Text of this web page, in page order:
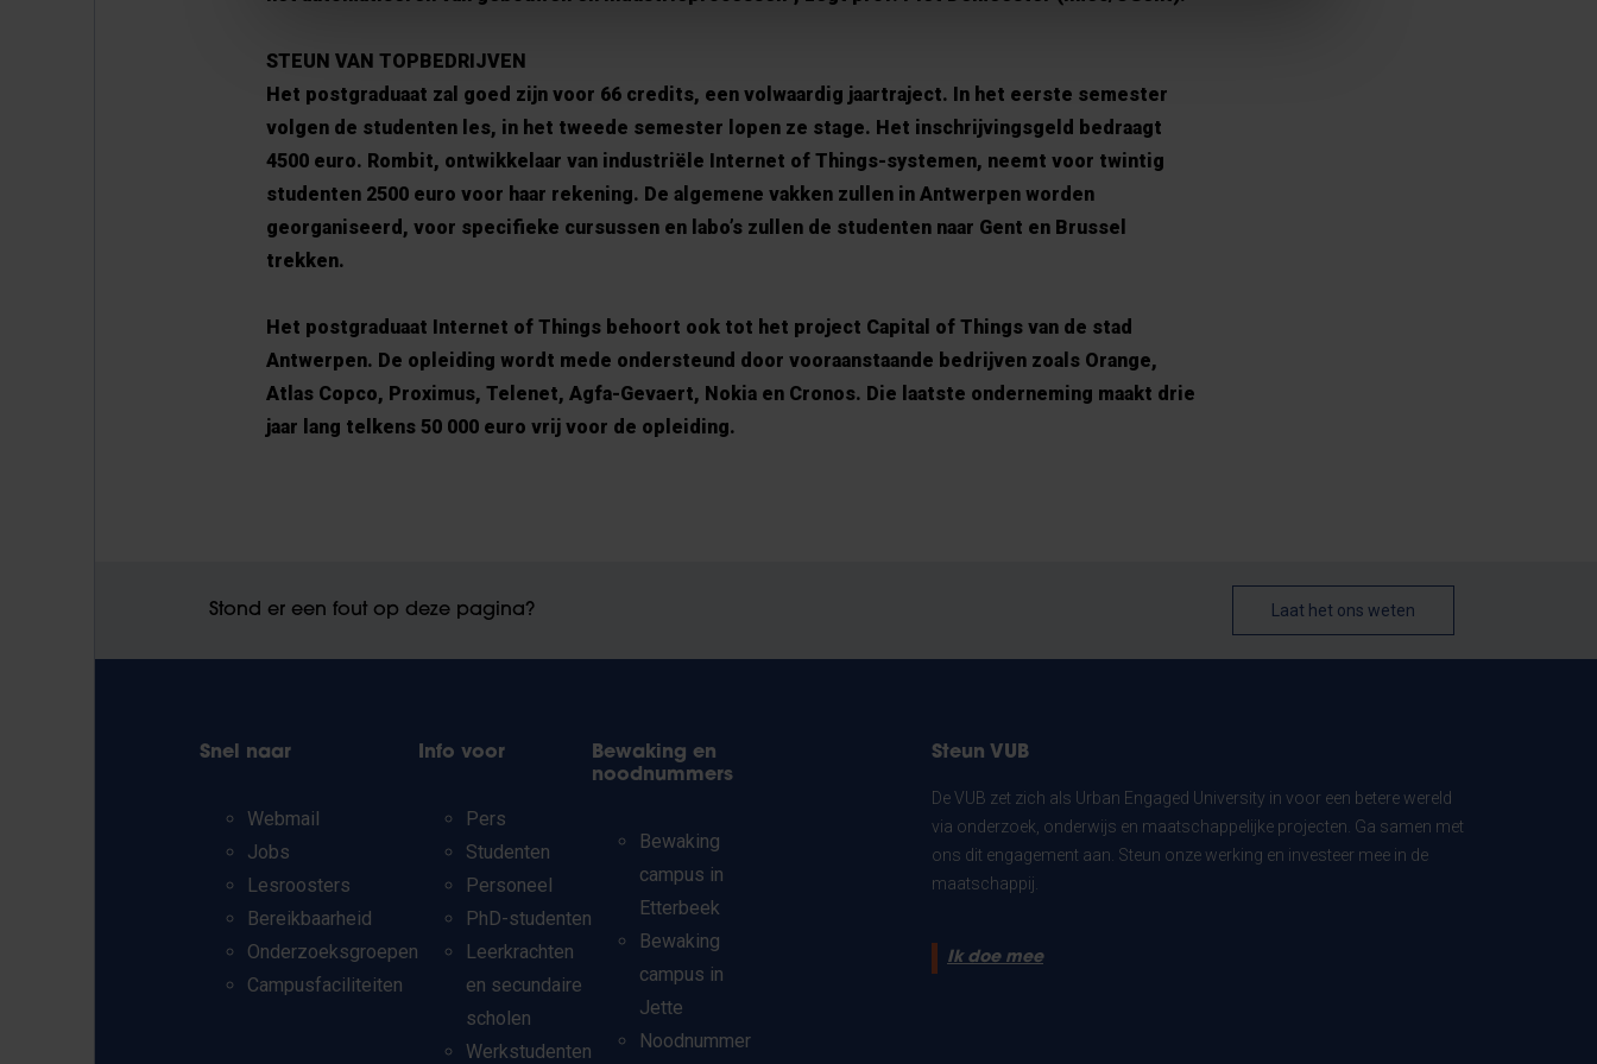
STEUN VAN TOPBEDRIJVEN
Het postgraduaat zal goed zijn voor 66 credits, een volwaardig jaartraject. In het eerste semester
volgen de studenten les, in het tweede semester lopen ze stage. Het inschrijvingsgeld bedraagt
4500 euro. Rombit, ontwikkelaar van industriële Internet of Things-systemen, neemt voor twintig
studenten 2500 euro voor haar rekening. De algemene vakken zullen in Antwerpen worden
georganiseerd, voor specifieke cursussen en labo’s zullen de studenten naar Gent en Brussel
trekken.
Het postgraduaat Internet of Things behoort ook tot het project Capital of Things van de stad
Antwerpen. De opleiding wordt mede ondersteund door vooraanstaande bedrijven zoals Orange,
Atlas Copco, Proximus, Telenet, Agfa-Gevaert, Nokia en Cronos. Die laatste onderneming maakt drie
jaar lang telkens 50 000 euro vrij voor de opleiding.
Stond er een fout op deze pagina? Laat het ons weten
Snel naar
Webmail
Jobs
Lesroosters
Bereikbaarheid
Onderzoeksgroepen
Campusfaciliteiten
Info voor
Pers
Studenten
Personeel
PhD-studenten
Leerkrachten
en secundaire
scholen
Werkstudenten
Bewaking en
noodnummers
Bewaking
campus in
Etterbeek
Bewaking
campus in
Jette
Noodnummer
Steun VUB
De VUB zet zich als Urban Engaged University in voor een betere wereld
via onderzoek, onderwijs en maatschappelijke projecten. Ga samen met
ons dit engagement aan. Steun onze werking en investeer mee in de
maatschappij.
Ik doe mee